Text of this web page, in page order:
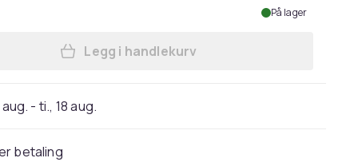
På lager
Legg Boks med fire British
Legg i handlekurv
aug. - ti., 18 aug.
betaling